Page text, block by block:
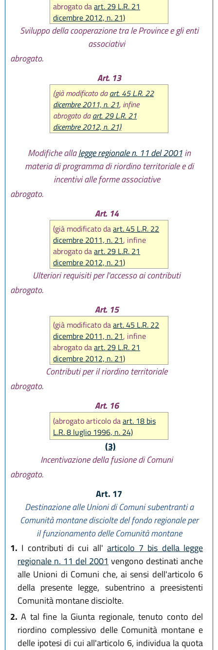
abrogato daart. 29 L.R. 21
dicembre 2012, n. 21)
Sviluppo della cooperazione tra le Province e gli enti
associativi
abrogato.
Art. 13
(già modificato daart. 45 L.R. 22
dicembre 2011, n. 21, infine
abrogato daart. 29 L.R. 21
dicembre 2012, n. 21)
Modifiche allalegge regionale n. 11 del 2001in
materia di programma di riordino territoriale e di
incentivi alle forme associative
abrogato.
Art. 14
(già modificato daart. 45 L.R. 22
dicembre 2011, n. 21, infine
abrogato daart. 29 L.R. 21
dicembre 2012, n. 21)
Ulteriori requisiti per l'accesso ai contributi
abrogato.
Art. 15
(già modificato daart. 45 L.R. 22
dicembre 2011, n. 21, infine
abrogato daart. 29 L.R. 21
dicembre 2012, n. 21)
Contributi per il riordino territoriale
abrogato.
Art. 16
(abrogato articolo daart. 18 bis
L.R. 8 luglio 1996, n. 24)
(3)
Incentivazione della fusione di Comuni
abrogato.
Art. 17
Destinazione alle Unioni di Comuni subentranti a
Comunità montane disciolte del fondo regionale per
il funzionamento delle Comunità montane
1. I contributi di cui all' articolo 7 bis della legge
regionale n. 11 del 2001 vengono destinati anche
alle Unioni di Comuni che, ai sensi dell'articolo 6
della presente legge, subentrino a preesistenti
Comunità montane disciolte.
2. A tal fine la Giunta regionale, tenuto conto del
riordino complessivo delle Comunità montane e
delle ipotesi di cui all'articolo 6, individua la quota